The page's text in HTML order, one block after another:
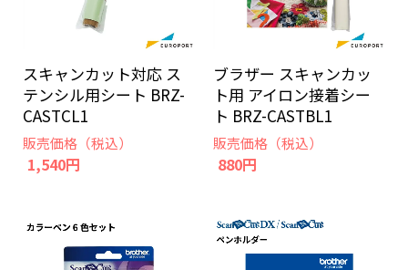
スキャンカット対応 ス
テンシル用シート BRZ-
CASTCL1
販売価格（税込）
1,540円
ブラザー スキャンカッ
ト用 アイロン接着シー
ト BRZ-CASTBL1
販売価格（税込）
880円